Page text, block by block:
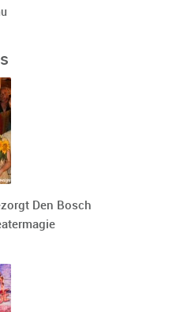
Den Bosch